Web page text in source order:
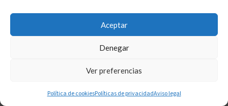
Aceptar
Denegar
Ver preferencias
Política de cookiesPolíticas de privacidadAviso legal
curvas, decoración exuberante
y juegos de luces y sombras.
Conecta directamente con
nuestro estilo "Barroco
materiales y visión indígena.